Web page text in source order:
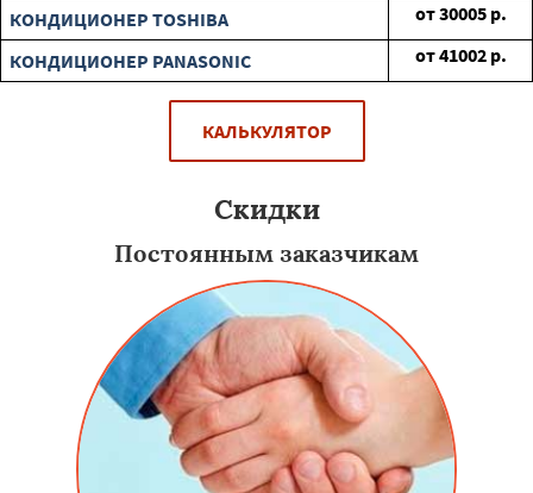
КОНДИЦИОНЕР TOSHIBA
от30005 р.
КОНДИЦИОНЕР PANASONIC
от41002 р.
КАЛЬКУЛЯТОР
Скидки
Постоянным заказчикам